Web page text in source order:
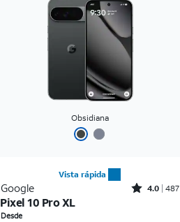
Obsidiana
Vista rápida
Google Rated4out of 5 stars with487reviews
4.0 487
Pixel 10 Pro XL
Desde